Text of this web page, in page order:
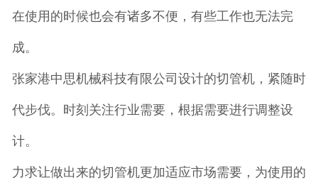
在使用的时候也会有诸多不便，有些工作也无法完
成。
张家港中思机械科技有限公司设计的切管机，紧随时
代步伐。时刻关注行业需要，根据需要进行调整设
计。
力求让做出来的切管机更加适应市场需要，为使用的